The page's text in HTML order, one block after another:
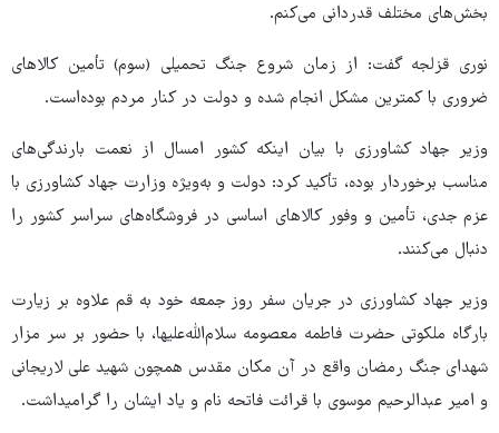
بخش‌های مختلف قدردانی می‌کنم.
نوری قزلجه گفت: از زمان شروع جنگ تحمیلی (سوم) تأمین کالاهای
ضروری با کمترین مشکل انجام شده و دولت در کنار مردم بوده‌است.
وزیر جهاد کشاورزی با بیان اینکه کشور امسال از نعمت بارندگی‌های
مناسب برخوردار بوده، تأکید کرد: دولت و به‌ویژه وزارت جهاد کشاورزی با
عزم جدی، تأمین و وفور کالاهای اساسی در فروشگاه‌های سراسر کشور را
دنبال می‌کنند.
وزیر جهاد کشاورزی در جریان سفر روز جمعه خود به قم علاوه بر زیارت
بارگاه ملکوتی حضرت فاطمه معصومه سلام‌الله‌علیها،‌ با حضور بر سر مزار
شهدای جنگ رمضان واقع در آن مکان مقدس همچون شهید علی لاریجانی
و امیر عبدالرحیم موسوی با قرائت فاتحه نام و یاد ایشان را گرامیداشت.